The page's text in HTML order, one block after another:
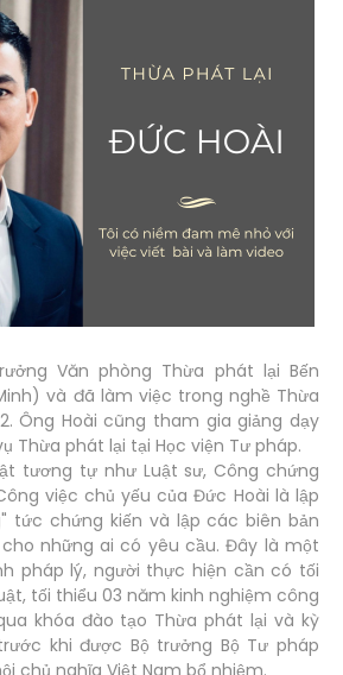
Văn phòng Thừa phát lại Bến
và đã làm việc trong nghề Thừa
Ông Hoài cũng tham gia giảng dạy
Thừa phát lại tại Học viện Tư pháp.
tương tự như Luật sư, Công chứng
việc chủ yếu của Đức Hoài là lập
tức chứng kiến và lập các biên bản
những ai có yêu cầu. Đây là một
pháp lý, người thực hiện cần có tối
tối thiểu 03 năm kinh nghiệm công
khóa đào tạo Thừa phát lại và kỳ
khi được Bộ trưởng Bộ Tư pháp
chủ nghĩa Việt Nam bổ nhiệm.